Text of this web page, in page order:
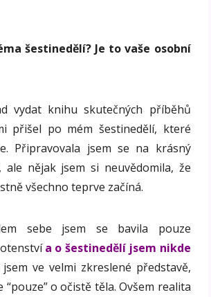
šestinedělí? Je to vaše osobní
vydat knihu skutečných příběhů
přišel po mém šestinedělí, které
Připravovala jsem se na krásný
ale nějak jsem si neuvědomila, že
všechno teprve začíná.
sebe jsem se bavila pouze
a o šestinedělí jsem nikde
jsem ve velmi zkreslené představě,
“pouze” o očistě těla. Ovšem realita